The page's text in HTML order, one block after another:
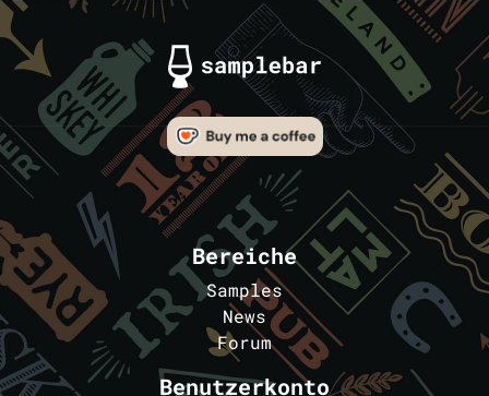
Bereiche
Samples
News
Forum
Benutzerkonto